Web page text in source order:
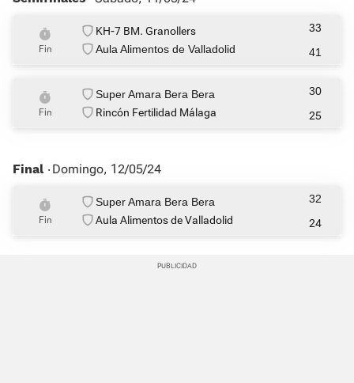
Fin
KH-7 BM. Granollers
Aula Alimentos de Valladolid
33
41
Fin
Super Amara Bera Bera
Rincón Fertilidad Málaga
30
25
Final ‧ Domingo, 12/05/24
Fin
Super Amara Bera Bera
Aula Alimentos de Valladolid
32
24